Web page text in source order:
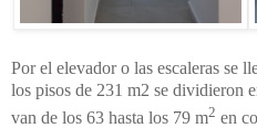
Por el elevador o las escaleras se
los pisos de 231 m2 se dividieron
van de los 63 hasta los 79 m2 en